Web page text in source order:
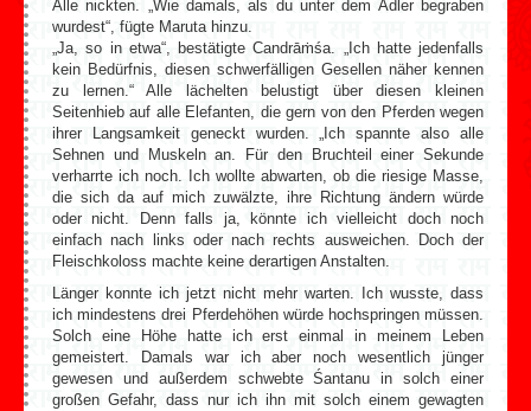
Alle nickten. „Wie damals, als du unter dem Adler begraben
wurdest“, fügte Maruta hinzu.
„Ja, so in etwa“, bestätigte Candrāṁśa. „Ich hatte jedenfalls
kein Bedürfnis, diesen schwerfälligen Gesellen näher kennen
zu lernen.“ Alle lächelten belustigt über diesen kleinen
Seitenhieb auf alle Elefanten, die gern von den Pferden wegen
ihrer Langsamkeit geneckt wurden. „Ich spannte also alle
Sehnen und Muskeln an. Für den Bruchteil einer Sekunde
verharrte ich noch. Ich wollte abwarten, ob die riesige Masse,
die sich da auf mich zuwälzte, ihre Richtung ändern würde
oder nicht. Denn falls ja, könnte ich vielleicht doch noch
einfach nach links oder nach rechts ausweichen. Doch der
Fleischkoloss machte keine derartigen Anstalten.
Länger konnte ich jetzt nicht mehr warten. Ich wusste, dass
ich mindestens drei Pferdehöhen würde hochspringen müssen.
Solch eine Höhe hatte ich erst einmal in meinem Leben
gemeistert. Damals war ich aber noch wesentlich jünger
gewesen und außerdem schwebte Śantanu in solch einer
großen Gefahr, dass nur ich ihn mit solch einem gewagten